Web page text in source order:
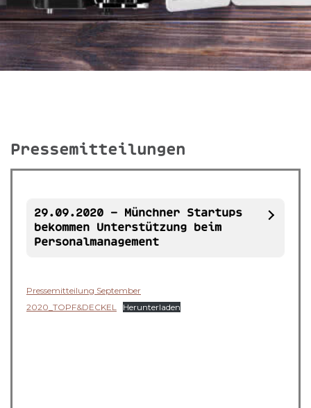
Pressemitteilungen
29.09.2020 – Münchner Startups
bekommen Unterstützung beim
Personalmanagement
Pressemitteilung September
2020_TOPF&DECKEL
Herunterladen